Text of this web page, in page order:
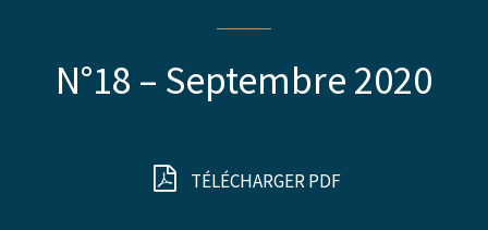
N°18 – Septembre 2020
TÉLÉCHARGER PDF